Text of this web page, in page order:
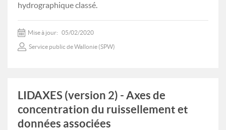
hydrographique classé.
Mise à jour: 05/02/2020
Service public de Wallonie (SPW)
LIDAXES (version 2) - Axes de
concentration du ruissellement et
données associées